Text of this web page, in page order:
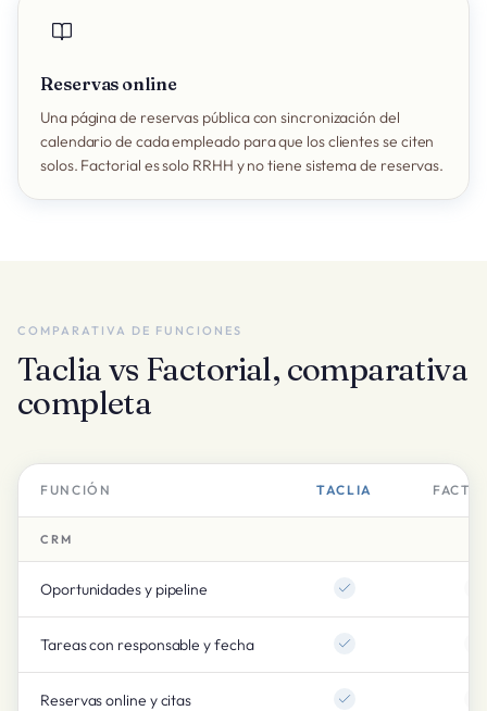
Reservas online
Una página de reservas pública con sincronización del
calendario de cada empleado para que los clientes se citen
solos. Factorial es solo RRHH y no tiene sistema de reservas.
COMPARATIVA DE FUNCIONES
Taclia vs Factorial, comparativa
completa
FUNCIÓN TACLIA
CRM
Oportunidades y pipeline
Tareas con responsable y fecha
Reservas online y citas